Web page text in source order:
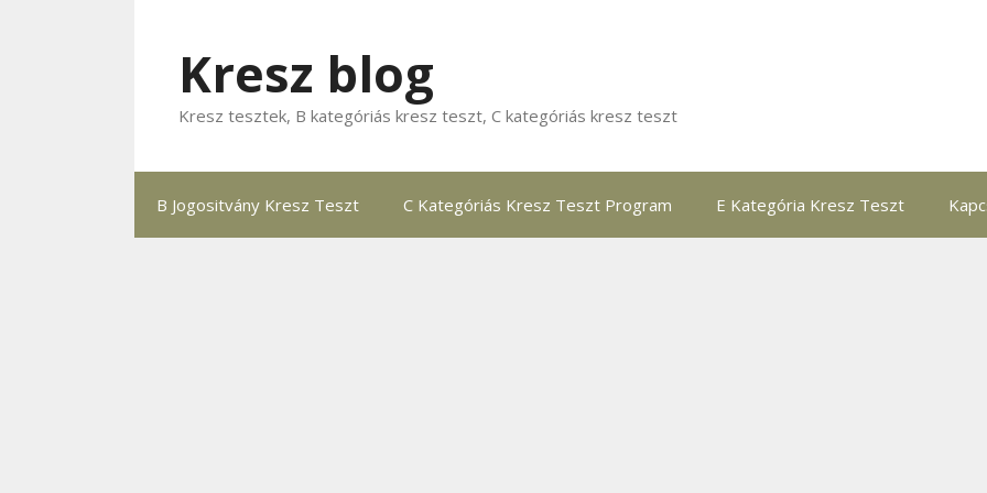
Kresz blog
Kresz tesztek, B kategóriás kresz teszt, C kategóriás kresz teszt
B Jogositvány Kresz Teszt C Kategóriás Kresz Teszt Program E Kategória Kresz Teszt